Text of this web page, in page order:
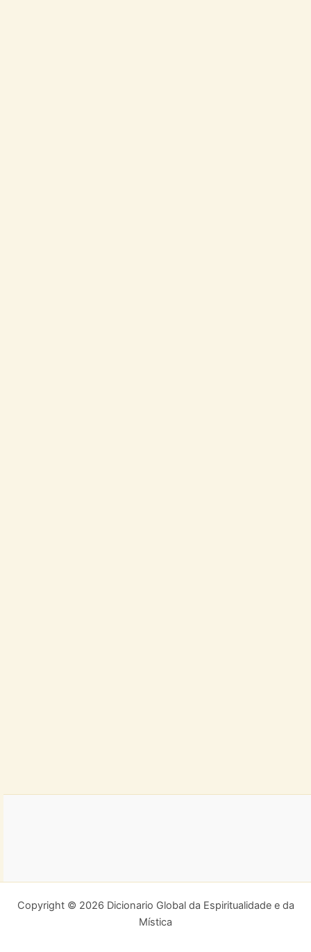
Copyright © 2026 Dicionario Global da Espiritualidade e da
Mística